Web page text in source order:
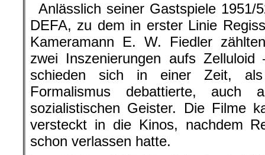
Anlässlich seiner Gastspiele 1951/
DEFA, zu dem in erster Linie
Kameramann E. W. Fiedler
zwei Inszenierungen aufs
schieden sich in einer Zeit,
Formalismus debattierte, auch
sozialistischen Geister. Die Filme
versteckt in die Kinos, nachdem
schon verlassen hatte.